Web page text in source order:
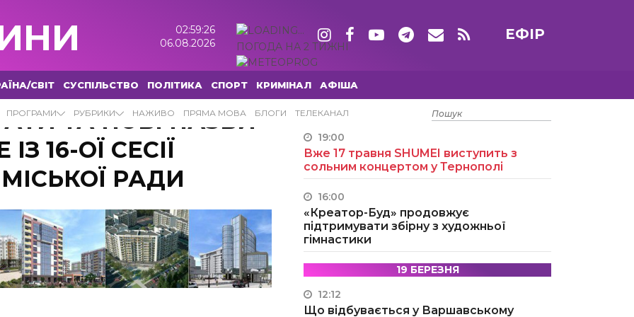
02:59:27
06.08.2026
ПОГОДА НА 2 ТИЖНІ
ЕФІР
СВІТ СУСПІЛЬСТВО ПОЛІТИКА СПОРТ КРИМІНАЛ АФІША
ПРОГРАМИ РУБРИКИ НАЖИВО ПРЯМА МОВА БЛОГИ ТЕЛЕКАНАЛ
ТА НОВІ НАЗВИ
16-ОЇ СЕСІЇ
РАДИ
15 ТРАВНЯ
19:00
Вже 17 травня SHUMEI виступить з
сольним концертом у Тернополі
16:00
«Креатор-Буд» продовжує
підтримувати збірну з художньої
гімнастики
19 БЕРЕЗНЯ
12:12
Що відбувається у Варшавському